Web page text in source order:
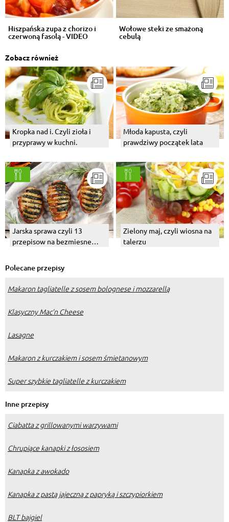
Hiszpańska zupa z chorizo i
czerwoną fasolą - VIDEO
Wołowe steki ze smażoną
cebulą
Zobacz również
Kropka nad i. Czyli zioła i
przyprawy w kuchni.
Młoda kapusta, czyli
prawdziwy początek lata
Jarska sprawa czyli 13
przepisow na bezmiesne
Zielony maj, czyli wiosna na
talerzu
Polecane przepisy
Makaron tagliatelle z sosem bolognese i mozzarellą
Klasyczny Mac’n Cheese
Lasagne
Makaron z kurczakiem i sosem śmietanowym
Super szybkie tagliatelle z kurczakiem
Inne przepisy
Ciabatta z grillowanymi warzywami
Chrupiące kanapki z łososiem
Kanapka z awokado
Kanapka z pastą jajeczną z papryką i szczypiorkiem
BLT bajgiel